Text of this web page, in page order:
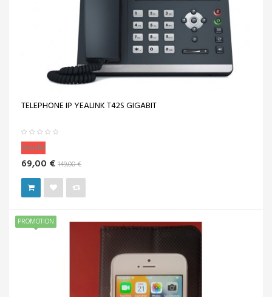
TELEPHONE IP YEALINK T42S GIGABIT
Vendu!
69,00 € 149,00 €
PROMOTION